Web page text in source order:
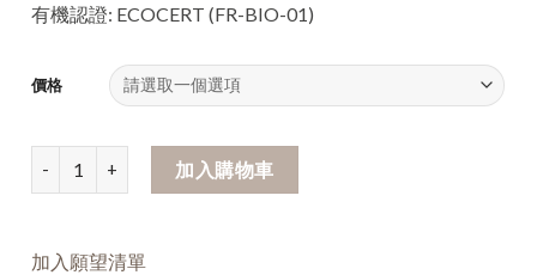
有機認證: ECOCERT (FR-BIO-01)
價格
加入購物車
加入願望清單